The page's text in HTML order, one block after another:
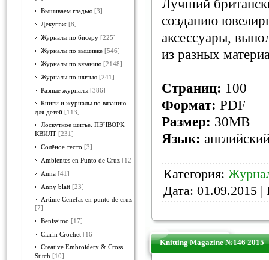
Вышиваем гладью [3]
Декупаж [8]
Журналы по бисеру [225]
Журналы по вышивке [546]
Журналы по вязанию [2148]
Журналы по шитью [241]
Разные журналы [386]
Книги и журналы по вязанию
для детей [113]
Лоскутное шитьё. ПЭЧВОРК.
КВИЛТ [231]
Солёное тесто [3]
Ambientes en Punto de Cruz [12]
Anna [41]
Anny blatt [23]
Artime Cenefas en punto de cruz
[7]
Benissimo [17]
Clarin Crochet [16]
Creative Embroidery & Cross
Stitch [10]
Лучший
созданию
аксессуары,
из разных
Страниц: 100
Формат: PDF
Размер: 30MB
Язык:
Категория:
Дата: 01.09.2015 |
Knitting Magazine №146 2015